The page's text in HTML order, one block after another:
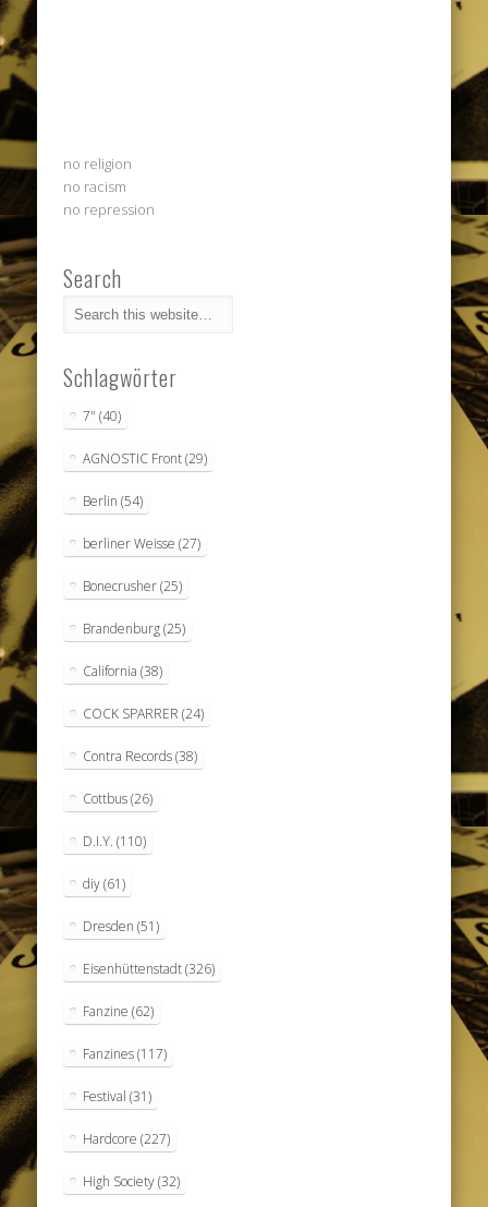
no religion
no racism
no repression
Search
Schlagwörter
7" (40)
AGNOSTIC Front(29)
Berlin (54)
berliner Weisse (27)
Bonecrusher(25)
Brandenburg(25)
California (38)
COCK SPARRER (24)
Contra Records(38)
Cottbus(26)
D.I.Y. (110)
diy(61)
Dresden (51)
Eisenhüttenstadt(326)
Fanzine (62)
Fanzines(117)
Festival (31)
Hardcore (227)
High Society(32)